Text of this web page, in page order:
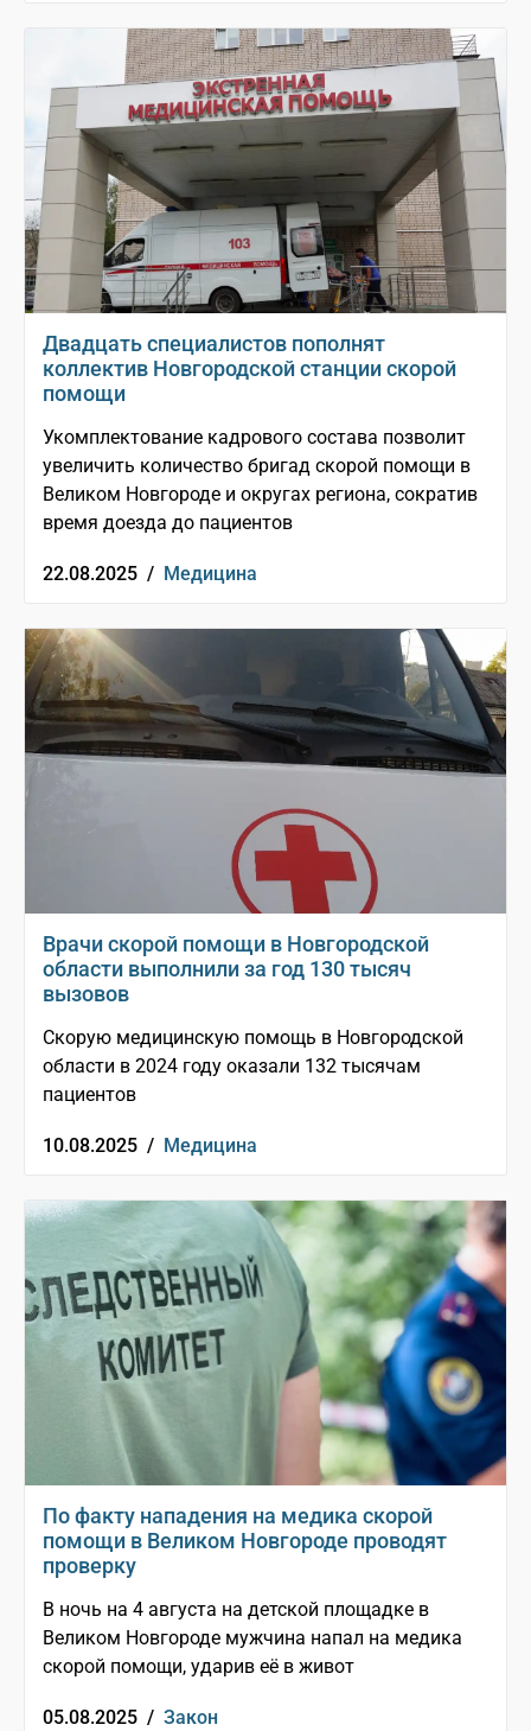
Двадцать специалистов пополнят
коллектив Новгородской станции скорой
помощи
Укомплектование кадрового состава позволит
увеличить количество бригад скорой помощи в
Великом Новгороде и округах региона, сократив
время доезда до пациентов
22.08.2025 / Медицина
Врачи скорой помощи в Новгородской
области выполнили за год 130 тысяч
вызовов
Скорую медицинскую помощь в Новгородской
области в 2024 году оказали 132 тысячам
пациентов
10.08.2025 / Медицина
По факту нападения на медика скорой
помощи в Великом Новгороде проводят
проверку
В ночь на 4 августа на детской площадке в
Великом Новгороде мужчина напал на медика
скорой помощи, ударив её в живот
05.08.2025 / Закон